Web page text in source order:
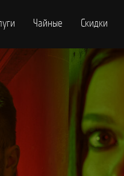
Чайные Скидки